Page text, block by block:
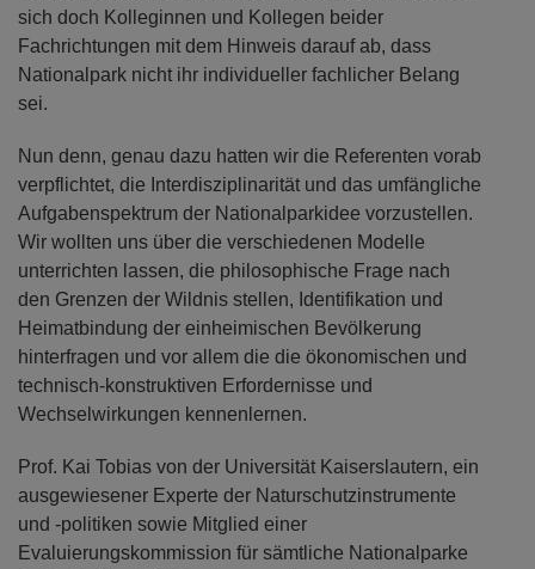
sich doch Kolleginnen und Kollegen beider
Fachrichtungen mit dem Hinweis darauf ab, dass
Nationalpark nicht ihr individueller fachlicher Belang
sei.
Nun denn, genau dazu hatten wir die Referenten vorab
verpflichtet, die Interdisziplinarität und das umfängliche
Aufgabenspektrum der Nationalparkidee vorzustellen.
Wir wollten uns über die verschiedenen Modelle
unterrichten lassen, die philosophische Frage nach
den Grenzen der Wildnis stellen, Identifikation und
Heimatbindung der einheimischen Bevölkerung
hinterfragen und vor allem die die ökonomischen und
technisch-konstruktiven Erfordernisse und
Wechselwirkungen kennenlernen.
Prof. Kai Tobias von der Universität Kaiserslautern, ein
ausgewiesener Experte der Naturschutzinstrumente
und -politiken sowie Mitglied einer
Evaluierungskommission für sämtliche Nationalparke